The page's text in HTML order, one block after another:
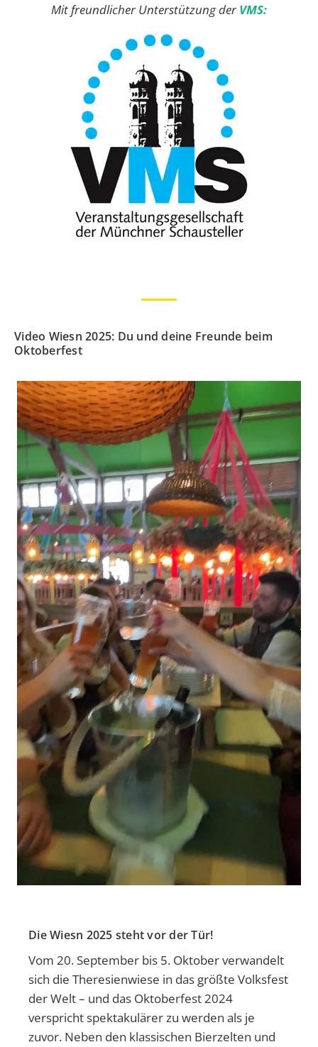
Mit freundlicher Unterstützung derVMS:
Video Wiesn 2025: Du und deine Freunde beim
Oktoberfest
Die Wiesn 2025 steht vor der Tür!
Vom 20. September bis 5. Oktober verwandelt
sich die Theresienwiese in das größte Volksfest
der Welt – und das Oktoberfest 2024
verspricht spektakulärer zu werden als je
zuvor. Neben den klassischen Bierzelten und